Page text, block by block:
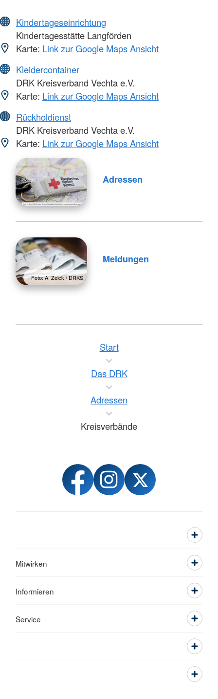
Kindertageseinrichtung
Kindertagesstätte Langförden
Karte: Link zur Google Maps Ansicht
Kleidercontainer
DRK Kreisverband Vechta e.V.
Karte: Link zur Google Maps Ansicht
Rückholdienst
DRK Kreisverband Vechta e.V.
Karte: Link zur Google Maps Ansicht
Adressen
Foto: A. Zelck / DRKS
Meldungen
Start
Das DRK
Adressen
Kreisverbände
Mitwirken
Informieren
Service